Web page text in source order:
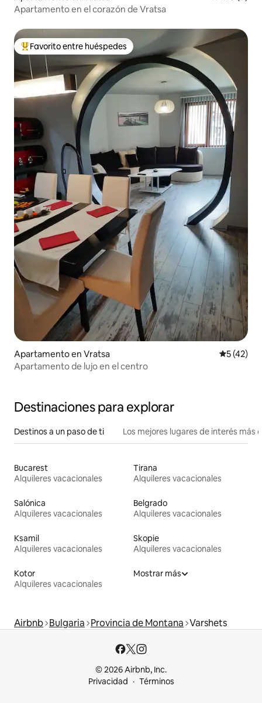
Apartamento en el corazón de Vratsa
Favorito entre huéspedes preferido
Favorito entre huéspedes
Apartamento en Vratsa
5 (42)
Apartamento de lujo en el centro
Destinaciones para explorar
Destinos a un paso de ti Los mejores lugares de interés más
Bucarest
Alquileres vacacionales
Tirana
Alquileres vacacionales
Salónica
Alquileres vacacionales
Belgrado
Alquileres vacacionales
Ksamil
Alquileres vacacionales
Skopie
Alquileres vacacionales
Kotor
Alquileres vacacionales
Mostrar más
Airbnb Bulgaria Provincia de Montana Varshets
© 2026 Airbnb, Inc.
Privacidad
Términos